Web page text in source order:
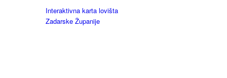
Interaktivna karta lovišta
Zadarske Županije